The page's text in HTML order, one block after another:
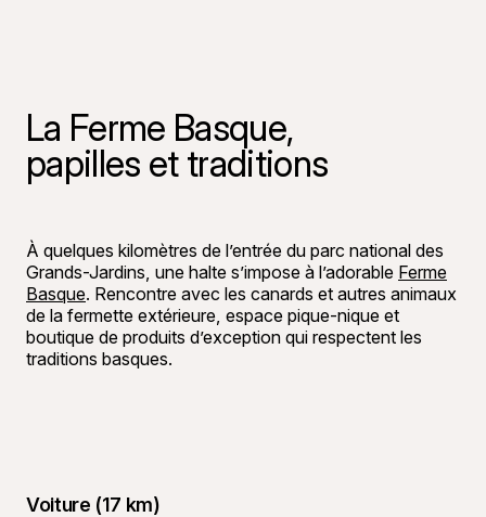
La Ferme Basque,
papilles et traditions
À quelques kilomètres de l’entrée du parc national des
Grands-Jardins, une halte s’impose à l’adorable Ferme
Basque. Rencontre avec les canards et autres animaux
de la fermette extérieure, espace pique-nique et
boutique de produits d’exception qui respectent les
traditions basques.
Voiture (17 km)